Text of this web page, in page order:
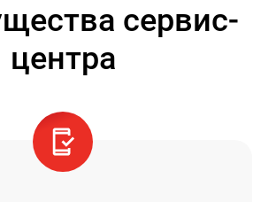
сервис-
центра